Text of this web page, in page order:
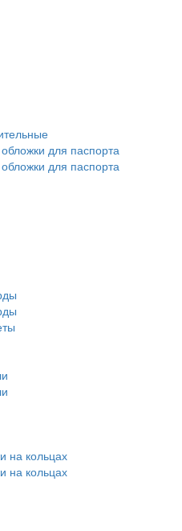
для паспорта
для паспорта
на кольцах
на кольцах